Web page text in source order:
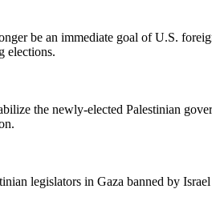
be an immediate goal of U.S.
elections.
the newly-elected Palestinian
legislators in Gaza banned by